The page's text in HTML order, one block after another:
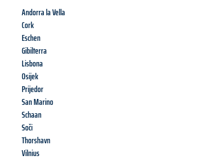
Andorra la Vella
Cork
Eschen
Gibilterra
Lisbona
Osijek
Prijedor
San Marino
Schaan
Soči
Thorshavn
Vilnius